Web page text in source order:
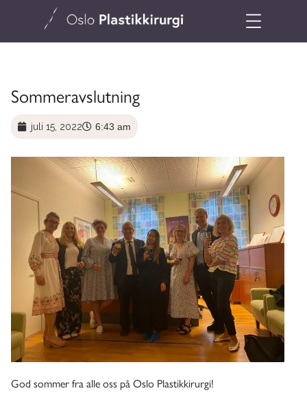
Sommeravslutning
juli 15, 2022 6:43 am
God sommer fra alle oss på Oslo Plastikkirurgi!